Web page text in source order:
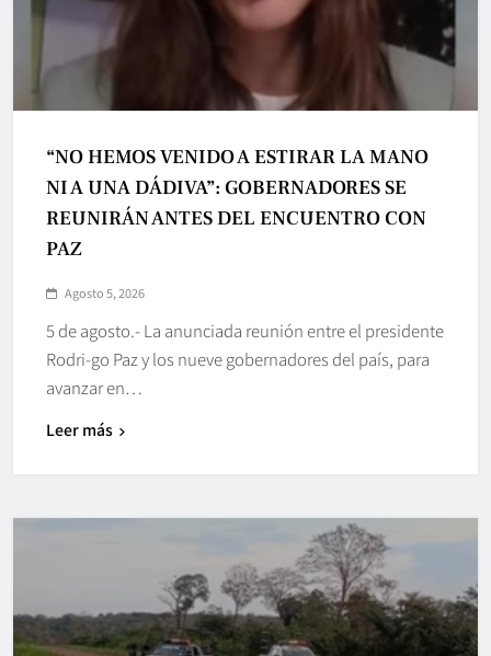
“NO HEMOS VENIDO A ESTIRAR LA MANO
NI A UNA DÁDIVA”: GOBERNADORES SE
REUNIRÁN ANTES DEL ENCUENTRO CON
PAZ
Agosto 5, 2026
5 de agosto.- La anunciada reunión entre el presidente
Rodri-go Paz y los nueve gobernadores del país, para
avanzar en…
Leer más